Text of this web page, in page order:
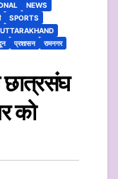
NEWS
SPORTS
UTTARAKHAND
प्रशासन
रामनगर
छात्रसंघ
को